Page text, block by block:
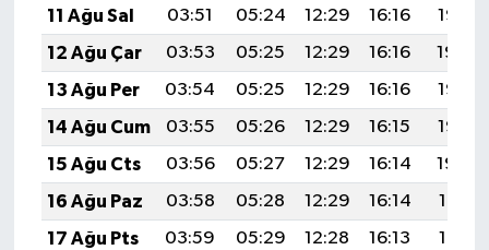
11 Ağu Sal
03:51 05:24 12:29 16:16
19:25
12 Ağu Çar
03:53 05:25 12:29 16:16
19:24
13 Ağu Per
03:54 05:25 12:29 16:16
19:23
14 Ağu Cum
03:55 05:26 12:29 16:15
19:22
15 Ağu Cts
03:56 05:27 12:29 16:14
19:20
16 Ağu Paz
03:58 05:28 12:29 16:14
19:19
17 Ağu Pts
03:59 05:29 12:28 16:13
19:18